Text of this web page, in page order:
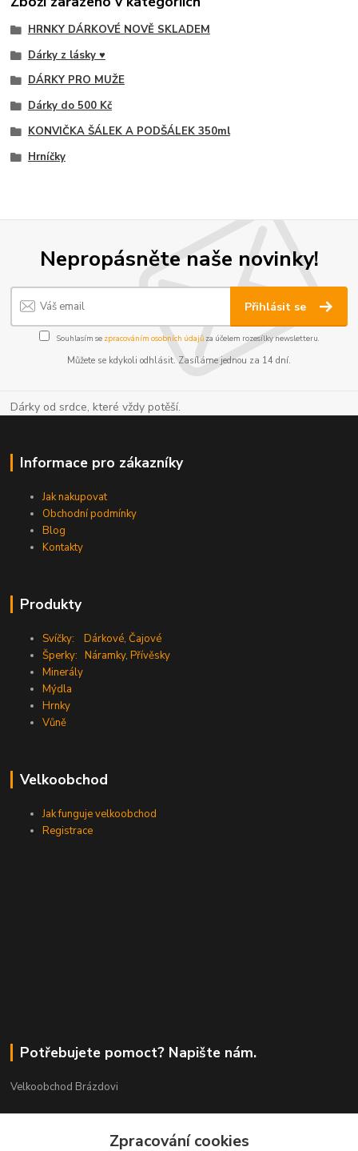
HRNKY DÁRKOVÉ NOVĚ SKLADEM
Dárky z lásky ♥
DÁRKY PRO MUŽE
Dárky do 500 Kč
KONVIČKA ŠÁLEK A PODŠÁLEK 350ml
Hrníčky
Nepropásněte naše novinky!
Přihlásit se
Souhlasím se zpracováním osobních údajůza účelem rozesílky newsletteru.
Můžete se kdykoli odhlásit. Zasíláme jednou za 14 dní.
Dárky od srdce, které vždy potěší.
Informace pro zákazníky
Jak nakupovat
Obchodní podmínky
Blog
Kontakty
Produkty
Svíčky: Dárkové,Čajové
Šperky: Náramky,Přívěsky
Minerály
Mýdla
Hrnky
Vůně
Velkoobchod
Jak funguje velkoobchod
Registrace
Potřebujete pomoct? Napište nám.
Velkoobchod Brázdovi
+420 602 565 661Zpracování cookies